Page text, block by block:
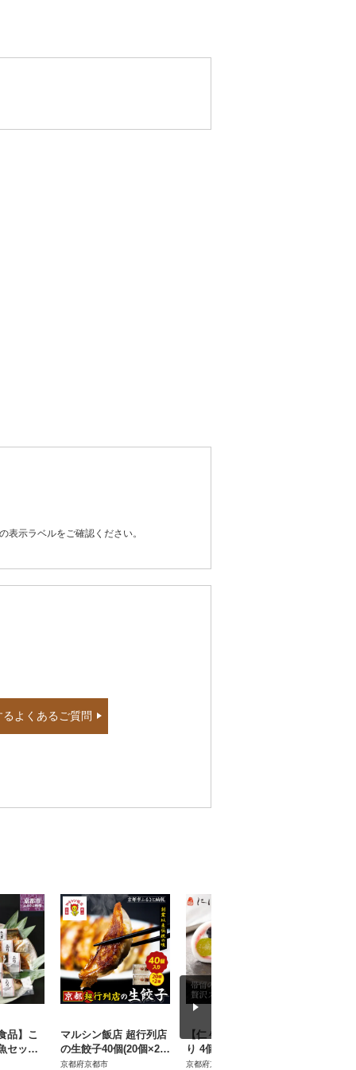
示ラベルをご確認ください。
よくあるご質問
品】こ
セット
マルシン飯店 超行列店
の生餃子40個(20個×2
箱)|京都東山 超人気中
京都府京都市
【仁々木】祇園ぽっち
り 4個入|贅沢スイーツ
ご褒美スイーツ 人気ス
京都府京都市